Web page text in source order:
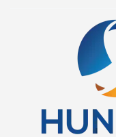
Tin tức sự kiện
Cẩm nang sức khoẻ
Tra cứu
Tuyển dụng